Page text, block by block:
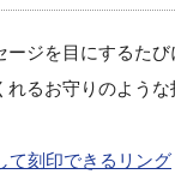
ジを目にするた
るお守りのような
て刻印できるリング